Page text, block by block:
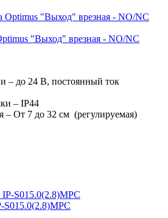
"Выход" врезная - NO/NC
– до 24 В, постоянный ток
– IP44
– От 7 до 32 см (регулируемая)
S015.0(2.8)MPC